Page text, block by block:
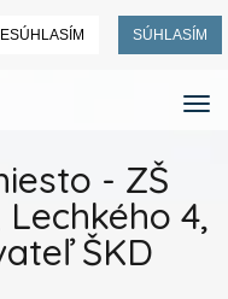
SÚHLASÍM
- ZŠ
4,
ŠKD